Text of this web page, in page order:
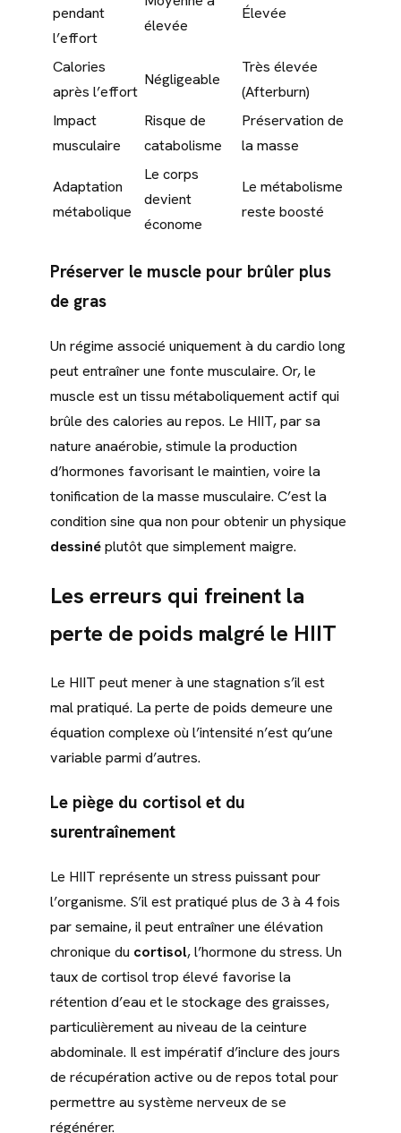
pendant
l’effort
élevée
Élevée
Calories
après l’effort
Négligeable
Très élevée
(Afterburn)
Impact
musculaire
Risque de
catabolisme
Préservation de
la masse
Adaptation
métabolique
Le corps
devient
économe
Le métabolisme
reste boosté
Préserver le muscle pour brûler plus
de gras
Un régime associé uniquement à du cardio long
peut entraîner une fonte musculaire. Or, le
muscle est un tissu métaboliquement actif qui
brûle des calories au repos. Le HIIT, par sa
nature anaérobie, stimule la production
d’hormones favorisant le maintien, voire la
tonification de la masse musculaire. C’est la
condition sine qua non pour obtenir un physique
dessinéplutôt que simplement maigre.
Les erreurs qui freinent la
perte de poids malgré le HIIT
Le HIIT peut mener à une stagnation s’il est
mal pratiqué. La perte de poids demeure une
équation complexe où l’intensité n’est qu’une
variable parmi d’autres.
Le piège du cortisol et du
surentraînement
Le HIIT représente un stress puissant pour
l’organisme. S’il est pratiqué plus de 3 à 4 fois
par semaine, il peut entraîner une élévation
chronique du cortisol, l’hormone du stress. Un
taux de cortisol trop élevé favorise la
rétention d’eau et le stockage des graisses,
particulièrement au niveau de la ceinture
abdominale. Il est impératif d’inclure des jours
de récupération active ou de repos total pour
permettre au système nerveux de se
régénérer.